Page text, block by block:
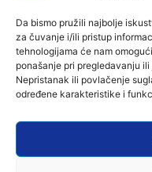
Da bismo pružili najbolje
za čuvanje i/ili pristup
tehnologijama će nam
ponašanje pri pregledavanju
Nepristanak ili povlačenje
određene karakteristike i